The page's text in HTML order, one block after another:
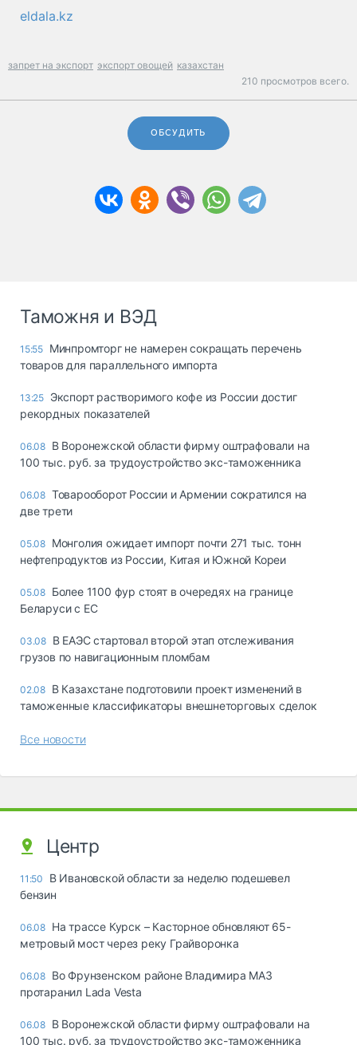
eldala.kz
запрет на экспорт экспорт овощей казахстан
210 просмотров всего.
ОБСУДИТЬ
Таможня и ВЭД
15:55 Минпромторг не намерен сокращать перечень
товаров для параллельного импорта
13:25 Экспорт растворимого кофе из России достиг
рекордных показателей
06.08 В Воронежской области фирму оштрафовали на
100 тыс. руб. за трудоустройство экс-таможенника
06.08 Товарооборот России и Армении сократился на
две трети
05.08 Монголия ожидает импорт почти 271 тыс. тонн
нефтепродуктов из России, Китая и Южной Кореи
05.08 Более 1100 фур стоят в очередях на границе
Беларуси с ЕС
03.08 В ЕАЭС стартовал второй этап отслеживания
грузов по навигационным пломбам
02.08 В Казахстане подготовили проект изменений в
таможенные классификаторы внешнеторговых сделок
Все новости
Центр
11:50
В Ивановской области за неделю подешевел
бензин
06.08 На трассе Курск – Касторное обновляют 65-
метровый мост через реку Грайворонка
06.08 Во Фрунзенском районе Владимира МАЗ
протаранил Lada Vesta
06.08 В Воронежской области фирму оштрафовали на
100 тыс. руб. за трудоустройство экс-таможенника